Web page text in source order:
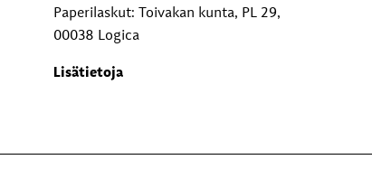
Paperilaskut: Toivakan kunta, PL 29,
00038 Logica
Lisätietoja